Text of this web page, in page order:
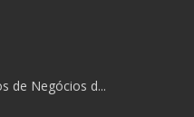
de Negócios d...